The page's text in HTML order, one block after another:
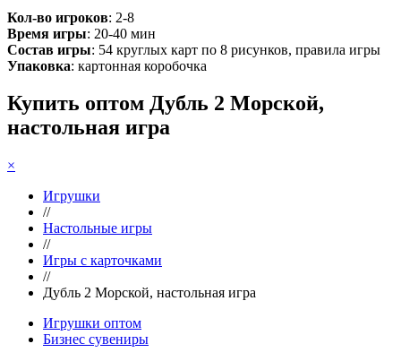
Кол-во игроков: 2-8
Время игры: 20-40 мин
Состав игры: 54 круглых карт по 8 рисунков, правила игры
Упаковка: картонная коробочка
Купить оптом Дубль 2 Морской,
настольная игра
×
Игрушки
//
Настольные игры
//
Игры с карточками
//
Дубль 2 Морской, настольная игра
Игрушки оптом
Бизнес сувениры